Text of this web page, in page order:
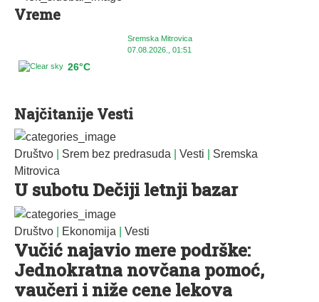
Vreme
Sremska Mitrovica
07.08.2026., 01:51
26°C
Najčitanije Vesti
Društvo Srem bez predrasuda Vesti
Sremska
Mitrovica
U subotu Dečiji letnji bazar
Društvo Ekonomija Vesti
Vučić najavio mere podrške:
Jednokratna novčana pomoć,
vaučeri i niže cene lekova